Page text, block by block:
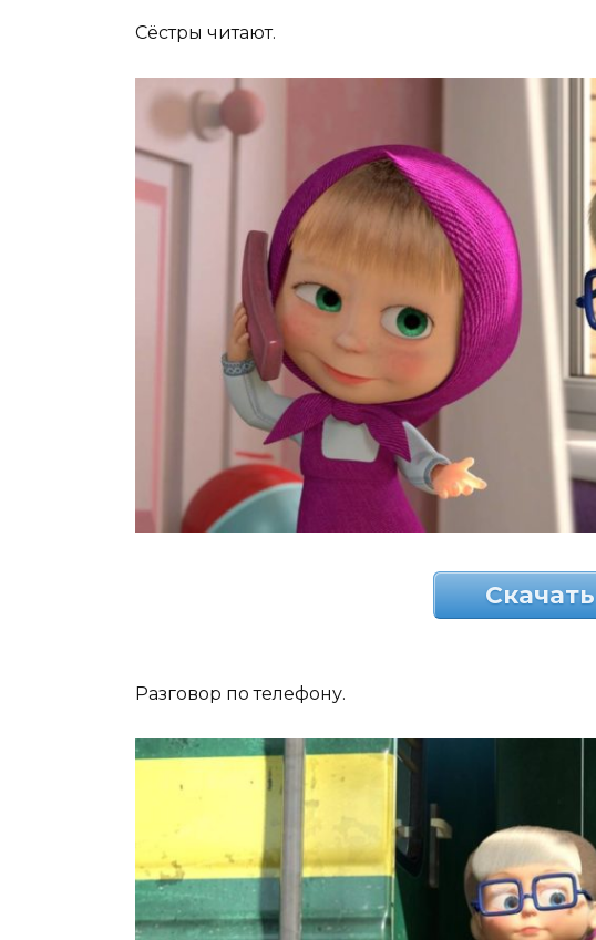
Сёстры читают.
Скачать
Разговор по телефону.